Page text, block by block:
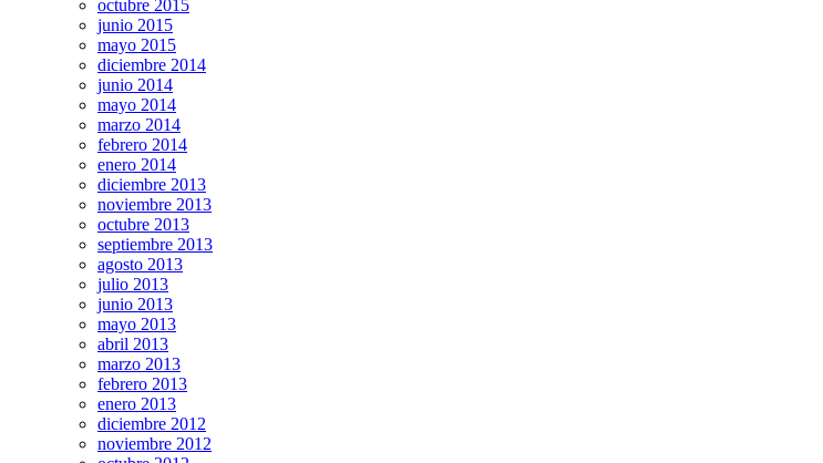
octubre 2015
junio 2015
mayo 2015
diciembre 2014
junio 2014
mayo 2014
marzo 2014
febrero 2014
enero 2014
diciembre 2013
noviembre 2013
octubre 2013
septiembre 2013
agosto 2013
julio 2013
junio 2013
mayo 2013
abril 2013
marzo 2013
febrero 2013
enero 2013
diciembre 2012
noviembre 2012